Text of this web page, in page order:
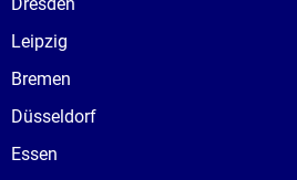
Leipzig
Bremen
Düsseldorf
Essen